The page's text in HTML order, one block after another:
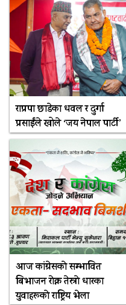
राप्रपा छाडेका धवल र दुर्गा
प्रसाईंले खोले ‘जय नेपाल पार्टी’
आज कांग्रेसकाे सम्भावित
बिभाजन राेक्न तेस्राे धारका
युवाहरूकाे राष्ट्रिय भेला